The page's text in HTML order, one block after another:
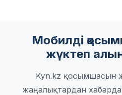
Мобилді
жүктеп
Kyn.kz қосымшасын
жаңалықтардан